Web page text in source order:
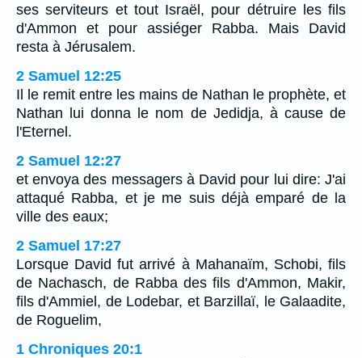
ses serviteurs et tout Israël, pour détruire les fils
d'Ammon et pour assiéger Rabba. Mais David
resta à Jérusalem.
2 Samuel 12:25
Il le remit entre les mains de Nathan le prophète, et
Nathan lui donna le nom de Jedidja, à cause de
l'Eternel.
2 Samuel 12:27
et envoya des messagers à David pour lui dire: J'ai
attaqué Rabba, et je me suis déjà emparé de la
ville des eaux;
2 Samuel 17:27
Lorsque David fut arrivé à Mahanaïm, Schobi, fils
de Nachasch, de Rabba des fils d'Ammon, Makir,
fils d'Ammiel, de Lodebar, et Barzillaï, le Galaadite,
de Roguelim,
1 Chroniques 20:1